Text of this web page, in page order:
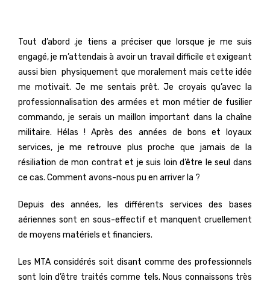
Tout d’abord ,je tiens a préciser que lorsque je me suis
engagé, je m’attendais à avoir un travail difficile et exigeant
aussi bien physiquement que moralement mais cette idée
me motivait. Je me sentais prêt. Je croyais qu’avec la
professionnalisation des armées et mon métier de fusilier
commando, je serais un maillon important dans la chaîne
militaire. Hélas ! Après des années de bons et loyaux
services, je me retrouve plus proche que jamais de la
résiliation de mon contrat et je suis loin d’être le seul dans
ce cas. Comment avons-nous pu en arriver la ?
Depuis des années, les différents services des bases
aériennes sont en sous-effectif et manquent cruellement
de moyens matériels et financiers.
Les MTA considérés soit disant comme des professionnels
sont loin d’être traités comme tels. Nous connaissons très